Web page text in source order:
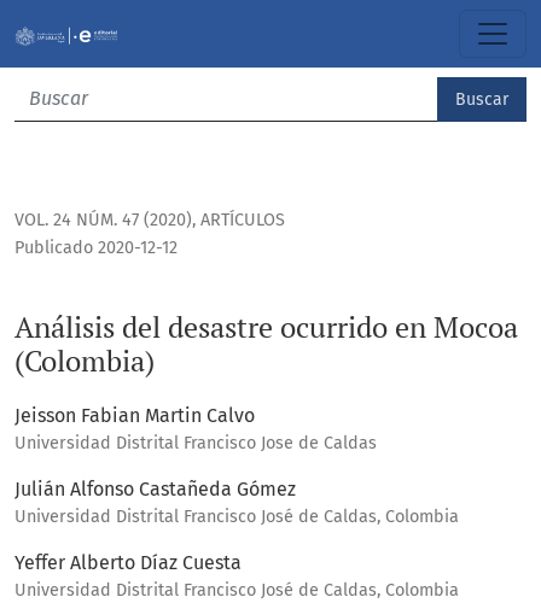
Buscar
VOL. 24 NÚM. 47 (2020), ARTÍCULOS
Análisis del desastre ocurrido en Mocoa
(Colombia)
Publicado 2020-12-12
Jeisson Fabian Martin Calvo
Universidad Distrital Francisco Jose de Caldas
Julián Alfonso Castañeda Gómez
Universidad Distrital Francisco José de Caldas, Colombia
Yeffer Alberto Díaz Cuesta
Universidad Distrital Francisco José de Caldas, Colombia